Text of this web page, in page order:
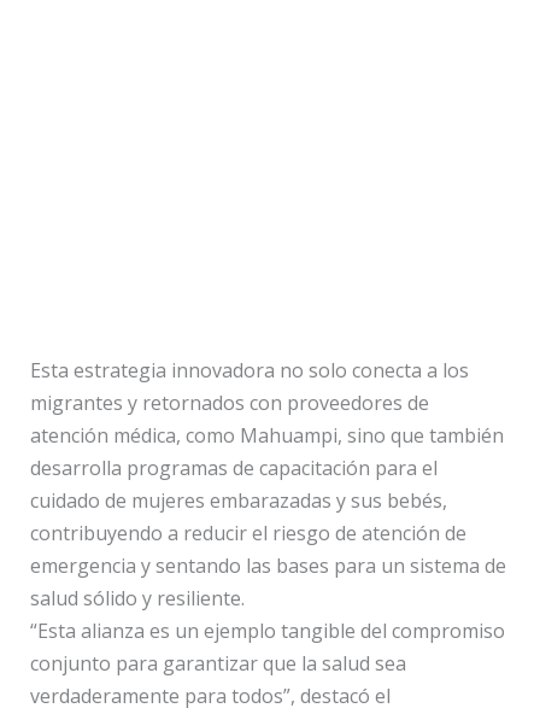
Esta estrategia innovadora no solo conecta a los
migrantes y retornados con proveedores de
atención médica, como Mahuampi, sino que también
desarrolla programas de capacitación para el
cuidado de mujeres embarazadas y sus bebés,
contribuyendo a reducir el riesgo de atención de
emergencia y sentando las bases para un sistema de
salud sólido y resiliente.
“Esta alianza es un ejemplo tangible del compromiso
conjunto para garantizar que la salud sea
verdaderamente para todos”, destacó el